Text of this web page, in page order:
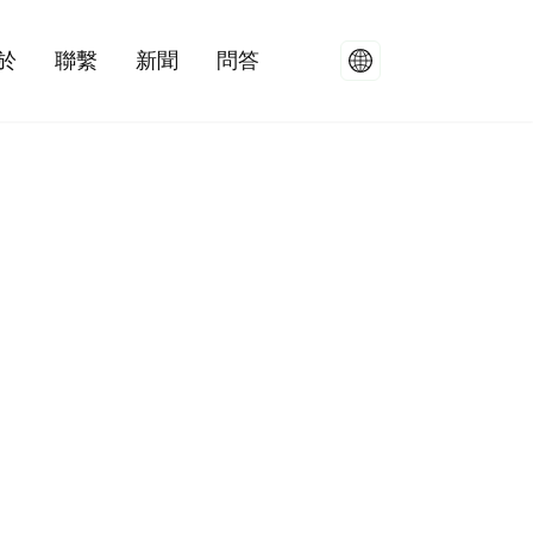
聯繫 新聞 問答